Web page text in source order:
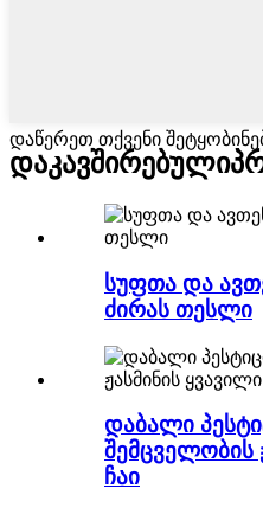
დაწერეთ თქვენი
დაკავშირებული
სუფთა და
ძირას თესლი
დაბალი
შემცველობის
ჩაი